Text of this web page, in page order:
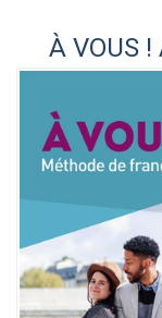
À VOUS